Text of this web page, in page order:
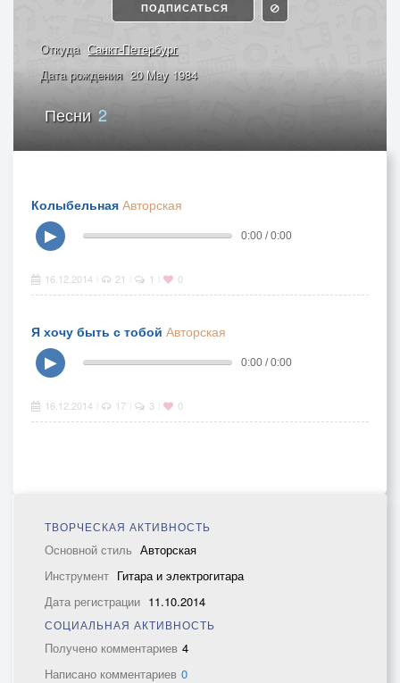
ПОДПИСАТЬСЯ
Откуда Санкт-Петербург
Дата рождения 20 May 1984
Песни2
Колыбельная Авторская
▶
0:00 / 0:00
16.12.2014 21 1 0
Я хочу быть с тобой Авторская
▶
0:00 / 0:00
16.12.2014 17 3 0
ТВОРЧЕСКАЯ АКТИВНОСТЬ
Основной стиль Авторская
Инструмент Гитара и электрогитара
Дата регистрации 11.10.2014
СОЦИАЛЬНАЯ АКТИВНОСТЬ
Получено комментариев 4
Написано комментариев 0